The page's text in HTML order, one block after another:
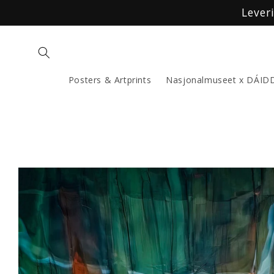
innholdet
Posters & Artprints Nasjonalmuseet x
produktinformasjon